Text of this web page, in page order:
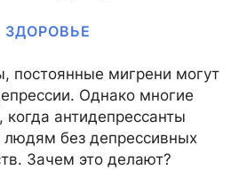
ЗДОРОВЬЕ
постоянные мигрени могут
Однако многие
когда антидепрессанты
без депрессивных
Зачем это делают?